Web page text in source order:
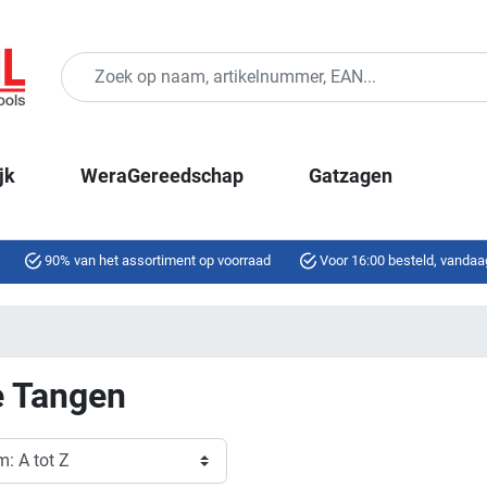
WeraGereedschap Gatzagen
90% van het assortiment op voorraad Voor 16:00 besteld,
Tangen